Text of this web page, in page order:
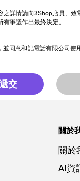
之詳情請向3Shop店員、
爭議作出最終決定。
同意和記電話有限公司使
交
關於
關於
AI資